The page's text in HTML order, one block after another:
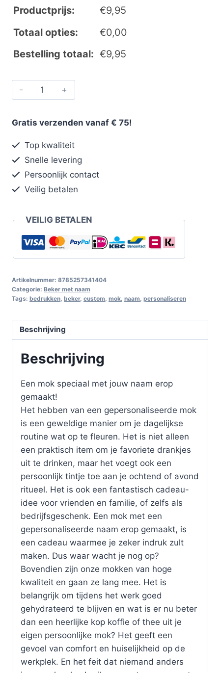
Productprijs: €9,95
Totaal opties:
€0,00
Bestelling totaal: €9,95
Gratis verzenden vanaf € 75!
Top kwaliteit
Snelle levering
Persoonlijk contact
Veilig betalen
VEILIG BETALEN
Artikelnummer: 8785257341404
Categorie: Beker met naam
Tags: bedrukken beker, custom mok naam personaliseren
Beschrijving
Beschrijving
Een mok speciaal met jouw naam erop
gemaakt!
Het hebben van een gepersonaliseerde mok
is een geweldige manier om je dagelijkse
routine wat op te fleuren. Het is niet alleen
een praktisch item om je favoriete drankjes
uit te drinken, maar het voegt ook een
persoonlijk tintje toe aan je ochtend of avond
ritueel. Het is ook een fantastisch cadeau-
idee voor vrienden en familie, of zelfs als
bedrijfsgeschenk. Een mok met een
gepersonaliseerde naam erop gemaakt, is
een cadeau waarmee je zeker indruk zult
maken. Dus waar wacht je nog op?
Bovendien zijn onze mokken van hoge
kwaliteit en gaan ze lang mee. Het is
belangrijk om tijdens het werk goed
gehydrateerd te blijven en wat is er nu beter
dan een heerlijke kop koffie of thee uit je
eigen persoonlijke mok? Het geeft een
gevoel van comfort en huiselijkheid op de
werkplek. En het feit dat niemand anders